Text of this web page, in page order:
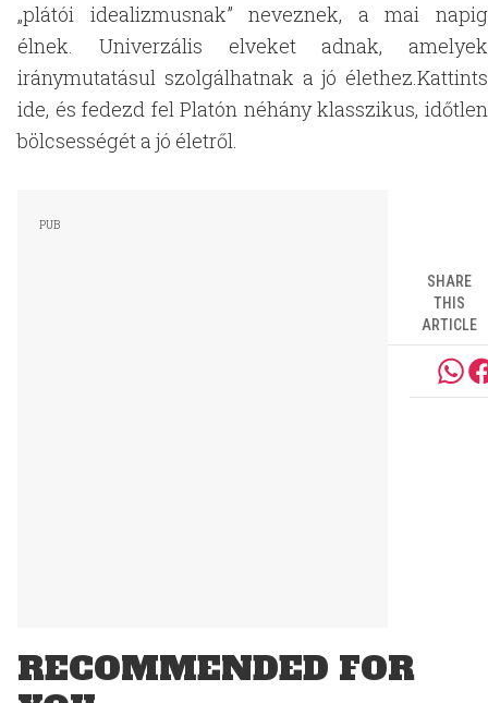
„plátói idealizmusnak” neveznek, a mai napig
élnek. Univerzális elveket adnak, amelyek
iránymutatásul szolgálhatnak a jó élethez.Kattints
ide, és fedezd fel Platón néhány klasszikus, időtlen
bölcsességét a jó életről.
SHARE
THIS
ARTICLE
RECOMMENDED FOR